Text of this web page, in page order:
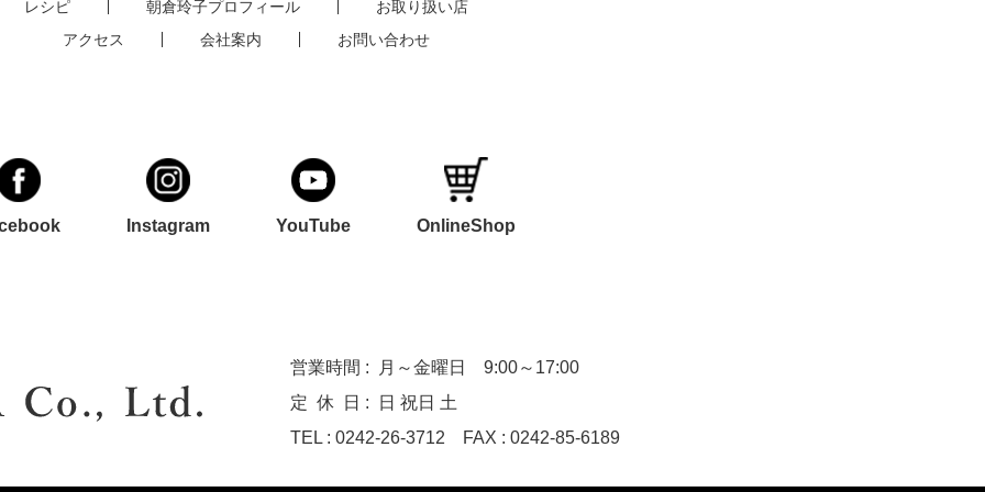
レシピ 朝倉玲子プロフィール
お取り扱い店
アクセス
会社案内 お問い合わせ
Instagram YouTube OnlineShop
営業時間 :
月～金曜日 9:00～17:00
定休
日 :
日 祝日 土
TEL : 0242-26-3712
FAX : 0242-85-6189